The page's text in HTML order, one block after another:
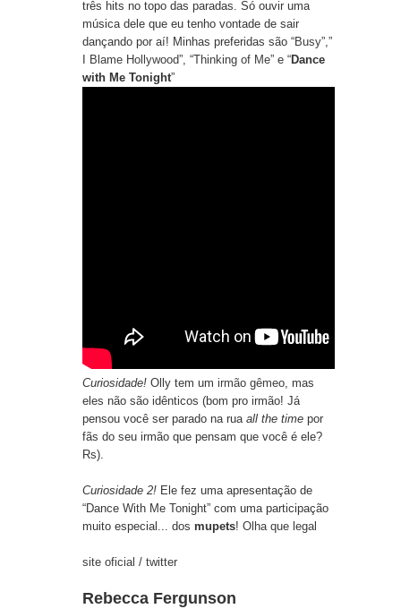
três hits no topo das paradas. Só ouvir uma
música dele que eu tenho vontade de sair
dançando por aí! Minhas preferidas são “Busy”,”
I Blame Hollywood”, “Thinking of Me” e “Dance
with Me Tonight”
Curiosidade! Olly tem um irmão gêmeo, mas
eles não são idênticos (bom pro irmão! Já
pensou você ser parado na rua all the time por
fãs do seu irmão que pensam que você é ele?
Rs).
Curiosidade 2! Ele fez uma apresentação de
“Dance With Me Tonight” com uma participação
muito especial... dos mupets! Olha que legal
site oficial / twitter
Rebecca Fergunson